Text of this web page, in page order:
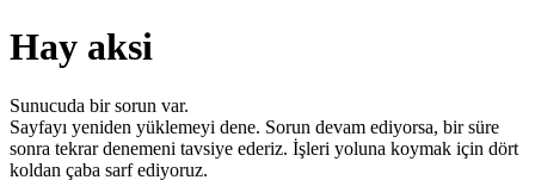
Hay aksi
Sunucuda bir sorun var.
Sayfayı yeniden yüklemeyi dene. Sorun devam ediyorsa, bir süre
sonra tekrar denemeni tavsiye ederiz. İşleri yoluna koymak için dört
koldan çaba sarf ediyoruz.